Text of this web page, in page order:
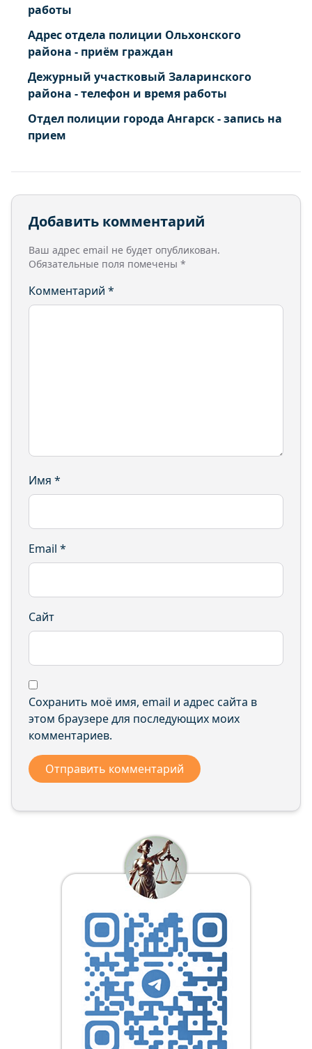
работы
Адрес отдела полиции Ольхонского
района - приём граждан
Дежурный участковый Заларинского
района - телефон и время работы
Отдел полиции города Ангарск - запись на
прием
Добавить комментарий
Ваш адрес email не будет опубликован.
Обязательные поля помечены *
Комментарий *
Имя *
Email *
Сайт
Сохранить моё имя, email и адрес сайта в
этом браузере для последующих моих
комментариев.